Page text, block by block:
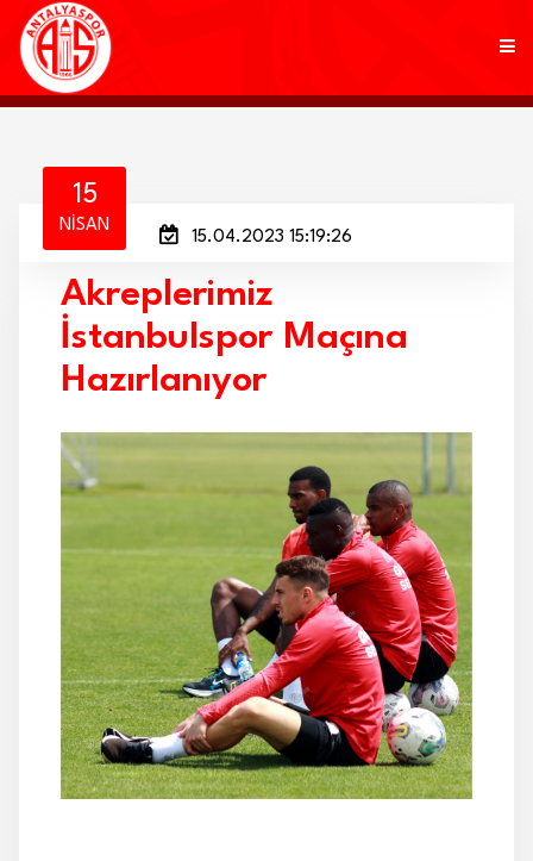
KULÜP
AKADEMİ
MARKALAR
BRANŞLAR
HABERLER
15
NISAN
15.04.2023 15:19:26
Akreplerimiz
İstanbulspor Maçına
Hazırlanıyor